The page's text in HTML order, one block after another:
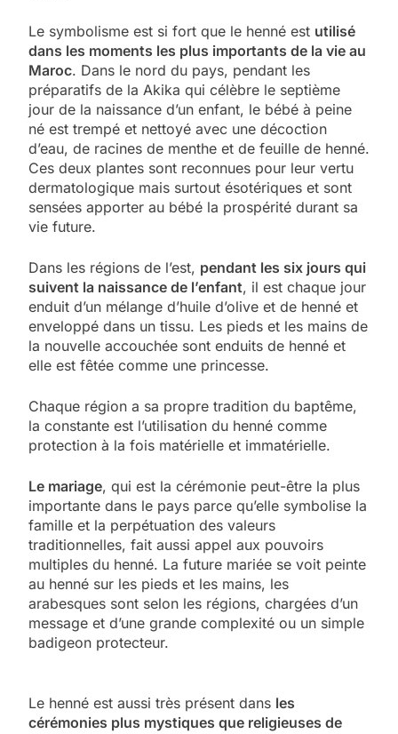
Le symbolisme est si fort que le henné est utilisé
dans les moments les plus importants de la vie au
Maroc. Dans le nord du pays, pendant les
préparatifs de la Akika qui célèbre le septième
jour de la naissance d’un enfant, le bébé à peine
né est trempé et nettoyé avec une décoction
d’eau, de racines de menthe et de feuille de henné.
Ces deux plantes sont reconnues pour leur vertu
dermatologique mais surtout ésotériques et sont
sensées apporter au bébé la prospérité durant sa
vie future.
Dans les régions de l’est, pendant les six jours qui
suivent la naissance de l’enfant, il est chaque jour
enduit d’un mélange d’huile d’olive et de henné et
enveloppé dans un tissu. Les pieds et les mains de
la nouvelle accouchée sont enduits de henné et
elle est fêtée comme une princesse.
Chaque région a sa propre tradition du baptême,
la constante est l’utilisation du henné comme
protection à la fois matérielle et immatérielle.
Le mariage, qui est la cérémonie peut-être la plus
importante dans le pays parce qu’elle symbolise la
famille et la perpétuation des valeurs
traditionnelles, fait aussi appel aux pouvoirs
multiples du henné. La future mariée se voit peinte
au henné sur les pieds et les mains, les
arabesques sont selon les régions, chargées d’un
message et d’une grande complexité ou un simple
badigeon protecteur.
Le henné est aussi très présent dans les
cérémonies plus mystiques que religieuses de